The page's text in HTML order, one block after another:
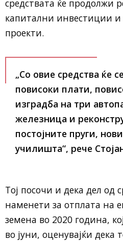
средствата ќе продолжи
капитални инвестиции
проекти.
„Со овие средства ќе
повисоки плати,
изградба на три
железница и
постојните пруги,
училишта“, рече
Тој посочи и дека дел од
наменети за отплата на
земена во 2020 година,
во јуни, оценувајќи дека